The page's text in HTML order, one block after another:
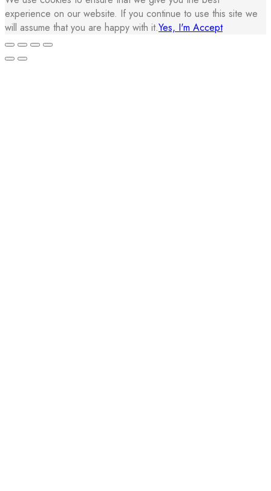
experience on our website. If you continue to use this site we
will assume that you are happy with it.Yes, I'm Accept